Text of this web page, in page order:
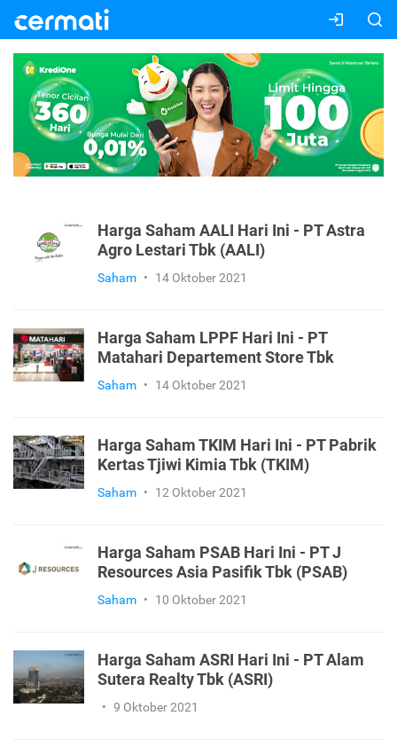
Harga Saham AALI Hari Ini - PT Astra
Agro Lestari Tbk (AALI)
Saham • 14 Oktober 2021
Harga Saham LPPF Hari Ini - PT
Matahari Departement Store Tbk
Saham • 14 Oktober 2021
Harga Saham TKIM Hari Ini - PT Pabrik
Kertas Tjiwi Kimia Tbk (TKIM)
Saham • 12 Oktober 2021
Harga Saham PSAB Hari Ini - PT J
Resources Asia Pasifik Tbk (PSAB)
Saham • 10 Oktober 2021
Harga Saham ASRI Hari Ini - PT Alam
Sutera Realty Tbk (ASRI)
• 9 Oktober 2021